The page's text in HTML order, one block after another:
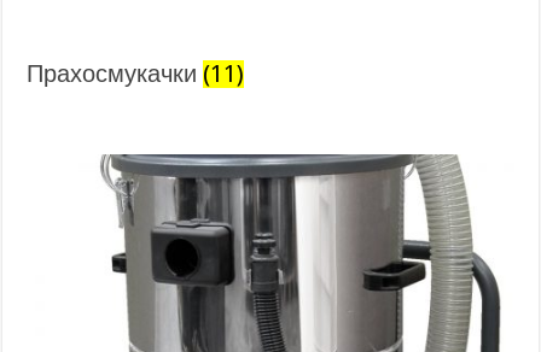
Прахосмукачки (11)